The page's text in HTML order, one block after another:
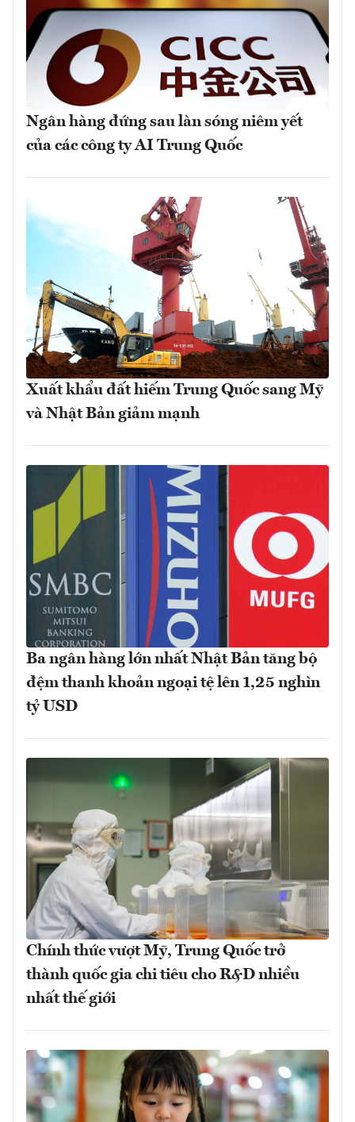
Ngân hàng đứng sau làn sóng niêm yết
của các công ty AI Trung Quốc
Xuất khẩu đất hiếm Trung Quốc sang Mỹ
và Nhật Bản giảm mạnh
Ba ngân hàng lớn nhất Nhật Bản tăng bộ
đệm thanh khoản ngoại tệ lên 1,25 nghìn
tỷ USD
Chính thức vượt Mỹ, Trung Quốc trở
thành quốc gia chi tiêu cho R&D nhiều
nhất thế giới